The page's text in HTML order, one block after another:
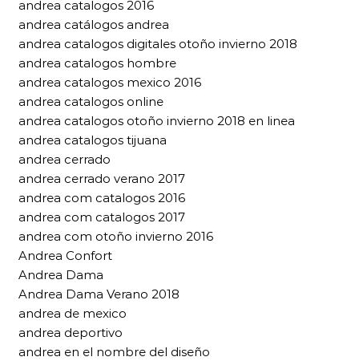
andrea catalogos 2016
andrea catálogos andrea
andrea catalogos digitales otoño invierno 2018
andrea catalogos hombre
andrea catalogos mexico 2016
andrea catalogos online
andrea catalogos otoño invierno 2018 en linea
andrea catalogos tijuana
andrea cerrado
andrea cerrado verano 2017
andrea com catalogos 2016
andrea com catalogos 2017
andrea com otoño invierno 2016
Andrea Confort
Andrea Dama
Andrea Dama Verano 2018
andrea de mexico
andrea deportivo
andrea en el nombre del diseño